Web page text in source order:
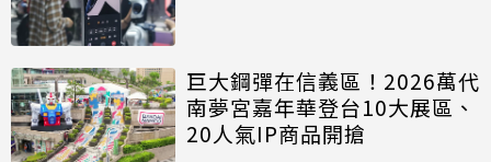
巨大鋼彈在信義區！2026萬代
南夢宮嘉年華登台10大展區、
20人氣IP商品開搶